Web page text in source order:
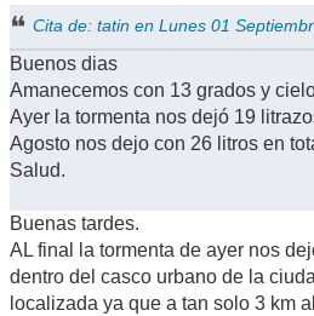
Cita de: tatin en Lunes 01
Buenos dias
Amanecemos con 13 grados y
Ayer la tormenta nos dejó 19
Agosto nos dejo con 26 litros en
Salud.
Buenas tardes.
AL final la tormenta de ayer nos
dentro del casco urbano de la
localizada ya que a tan solo 3 km